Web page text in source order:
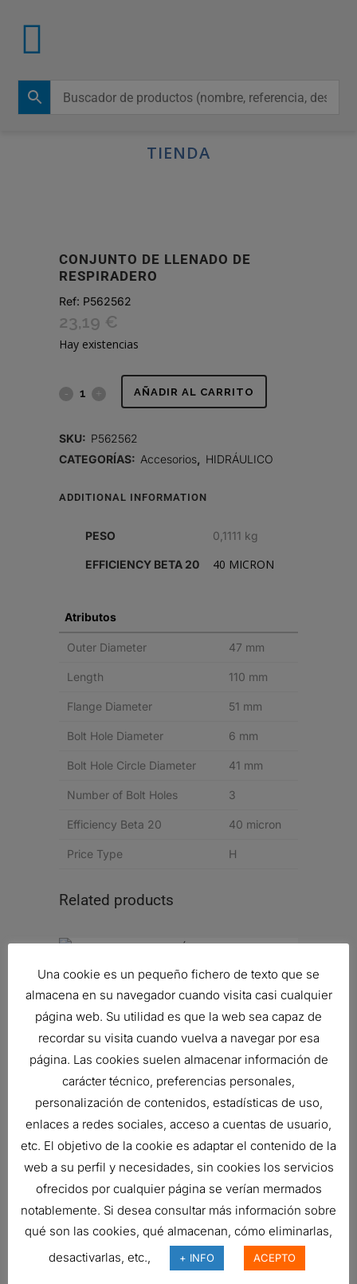
TIENDA
CONJUNTO DE LLENADO DE
RESPIRADERO
Ref: P562562
23,19 €
Hay existencias
CONJUNTO
quantity
AÑADIR AL CARRITO
SKU: P562562
CATEGORÍAS: Accesorios HIDRÁULICO
ADDITIONAL INFORMATION
PESO 0,1111 kg
EFFICIENCY BETA 20 40 MICRON
Atributos
Outer Diameter 47 mm
Length 110 mm
Flange Diameter 51 mm
Bolt Hole Diameter 6 mm
Bolt Hole Circle Diameter 41 mm
Number of Bolt Holes 3
Efficiency Beta 20 40 micron
Price Type H
Related products
RESPIRADERO, HIDRÁULICO
13,89€
Ref:P562514
MANÓMETRO
15,56€
Ref: P171916
PARCHES DE PRUEBA TIPO
MEMBRANA, COMBUSTIBLE
Ref:P567869
Una cookie es un pequeño fichero de texto que se
almacena en su navegador cuando visita casi cualquier
página web. Su utilidad es que la web sea capaz de
recordar su visita cuando vuelva a navegar por esa
página. Las cookies suelen almacenar información de
carácter técnico, preferencias personales,
personalización de contenidos, estadísticas de uso,
enlaces a redes sociales, acceso a cuentas de usuario,
etc. El objetivo de la cookie es adaptar el contenido de la
web a su perfil y necesidades, sin cookies los servicios
ofrecidos por cualquier página se verían mermados
notablemente. Si desea consultar más información sobre
qué son las cookies, qué almacenan, cómo eliminarlas,
desactivarlas, etc.,
+ INFO ACEPTO